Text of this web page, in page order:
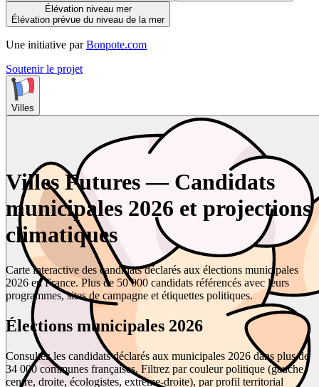
Élévation niveau mer
Élévation prévue du niveau de la mer
Une initiative par Bonpote.com
Soutenir le projet
Villes
Villes Futures — Candidats
municipales 2026 et projections
climatiques
Carte interactive des candidats déclarés aux élections municipales
2026 en France. Plus de 50 000 candidats référencés avec leurs
programmes, sites de campagne et étiquettes politiques.
Élections municipales 2026
Consultez les candidats déclarés aux municipales 2026 dans plus de
34 000 communes françaises. Filtrez par couleur politique (gauche,
centre, droite, écologistes, extrême-droite), par profil territorial